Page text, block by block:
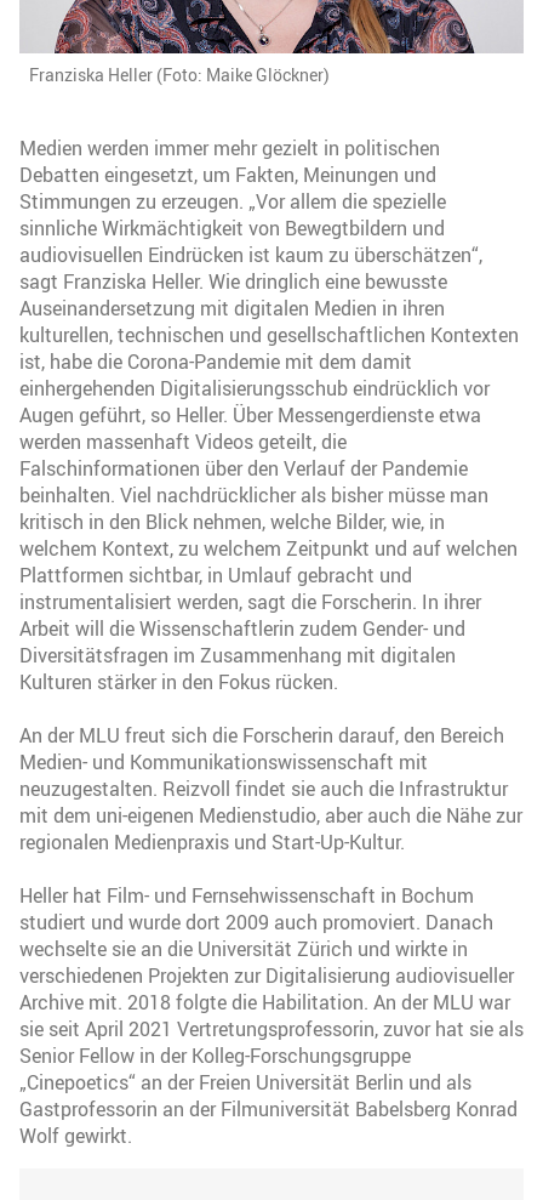
Franziska Heller (Foto: Maike Glöckner)
Medien werden immer mehr gezielt in politischen
Debatten eingesetzt, um Fakten, Meinungen und
Stimmungen zu erzeugen. „Vor allem die spezielle
sinnliche Wirkmächtigkeit von Bewegtbildern und
audiovisuellen Eindrücken ist kaum zu überschätzen“,
sagt Franziska Heller. Wie dringlich eine bewusste
Auseinandersetzung mit digitalen Medien in ihren
kulturellen, technischen und gesellschaftlichen Kontexten
ist, habe die Corona-Pandemie mit dem damit
einhergehenden Digitalisierungsschub eindrücklich vor
Augen geführt, so Heller. Über Messengerdienste etwa
werden massenhaft Videos geteilt, die
Falschinformationen über den Verlauf der Pandemie
beinhalten. Viel nachdrücklicher als bisher müsse man
kritisch in den Blick nehmen, welche Bilder, wie, in
welchem Kontext, zu welchem Zeitpunkt und auf welchen
Plattformen sichtbar, in Umlauf gebracht und
instrumentalisiert werden, sagt die Forscherin. In ihrer
Arbeit will die Wissenschaftlerin zudem Gender- und
Diversitätsfragen im Zusammenhang mit digitalen
Kulturen stärker in den Fokus rücken.
An der MLU freut sich die Forscherin darauf, den Bereich
Medien- und Kommunikationswissenschaft mit
neuzugestalten. Reizvoll findet sie auch die Infrastruktur
mit dem uni-eigenen Medienstudio, aber auch die Nähe zur
regionalen Medienpraxis und Start-Up-Kultur.
Heller hat Film- und Fernsehwissenschaft in Bochum
studiert und wurde dort 2009 auch promoviert. Danach
wechselte sie an die Universität Zürich und wirkte in
verschiedenen Projekten zur Digitalisierung audiovisueller
Archive mit. 2018 folgte die Habilitation. An der MLU war
sie seit April 2021 Vertretungsprofessorin, zuvor hat sie als
Senior Fellow in der Kolleg-Forschungsgruppe
„Cinepoetics“ an der Freien Universität Berlin und als
Gastprofessorin an der Filmuniversität Babelsberg Konrad
Wolf gewirkt.